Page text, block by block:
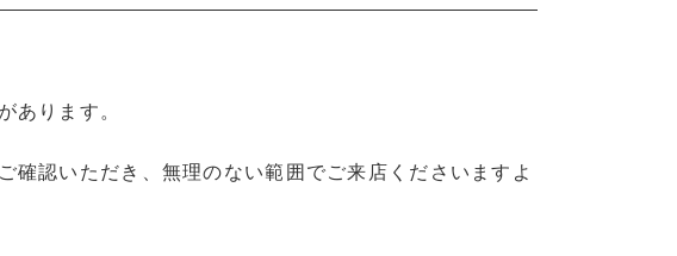
あります。
確認いただき、無理のない範囲でご来店くださいますよ